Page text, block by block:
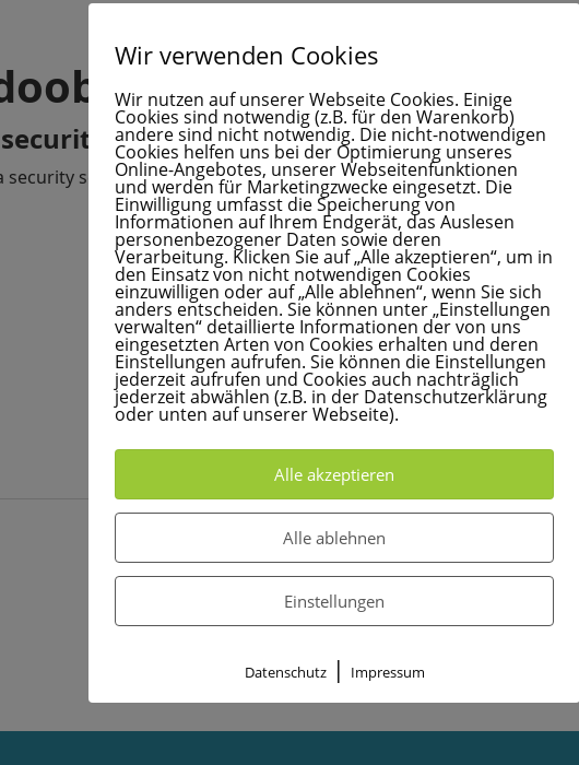
Wir verwenden Cookies
Wir nutzen auf unserer Webseite Cookies. Einige
Cookies sind notwendig (z.B. für den Warenkorb)
andere sind nicht notwendig. Die nicht-notwendigen
Cookies helfen uns bei der Optimierung unseres
Online-Angebotes, unserer Webseitenfunktionen
und werden für Marketingzwecke eingesetzt. Die
Einwilligung umfasst die Speicherung von
Informationen auf Ihrem Endgerät, das Auslesen
personenbezogener Daten sowie deren
Verarbeitung. Klicken Sie auf „Alle akzeptieren“, um in
den Einsatz von nicht notwendigen Cookies
einzuwilligen oder auf „Alle ablehnen“, wenn Sie sich
anders entscheiden. Sie können unter „Einstellungen
verwalten“ detaillierte Informationen der von uns
eingesetzten Arten von Cookies erhalten und deren
Einstellungen aufrufen. Sie können die Einstellungen
jederzeit aufrufen und Cookies auch nachträglich
jederzeit abwählen (z.B. in der Datenschutzerklärung
oder unten auf unserer Webseite).
Alle akzeptieren
Alle ablehnen
Einstellungen
Datenschutz| Impressum